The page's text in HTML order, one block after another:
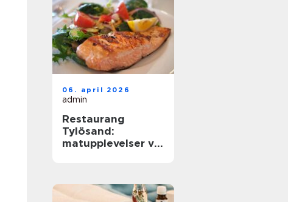
06. april 2026
admin
Restaurang
Tylösand:
matupplevelser vid